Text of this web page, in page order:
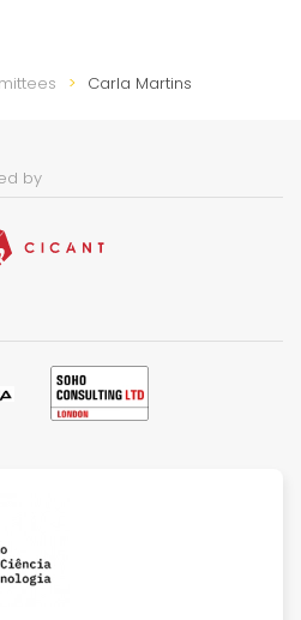
Carla Martins
by